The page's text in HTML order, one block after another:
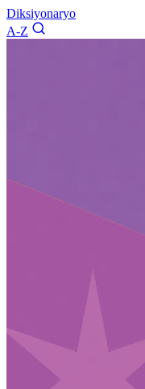
Diksiyonaryo
A-Z